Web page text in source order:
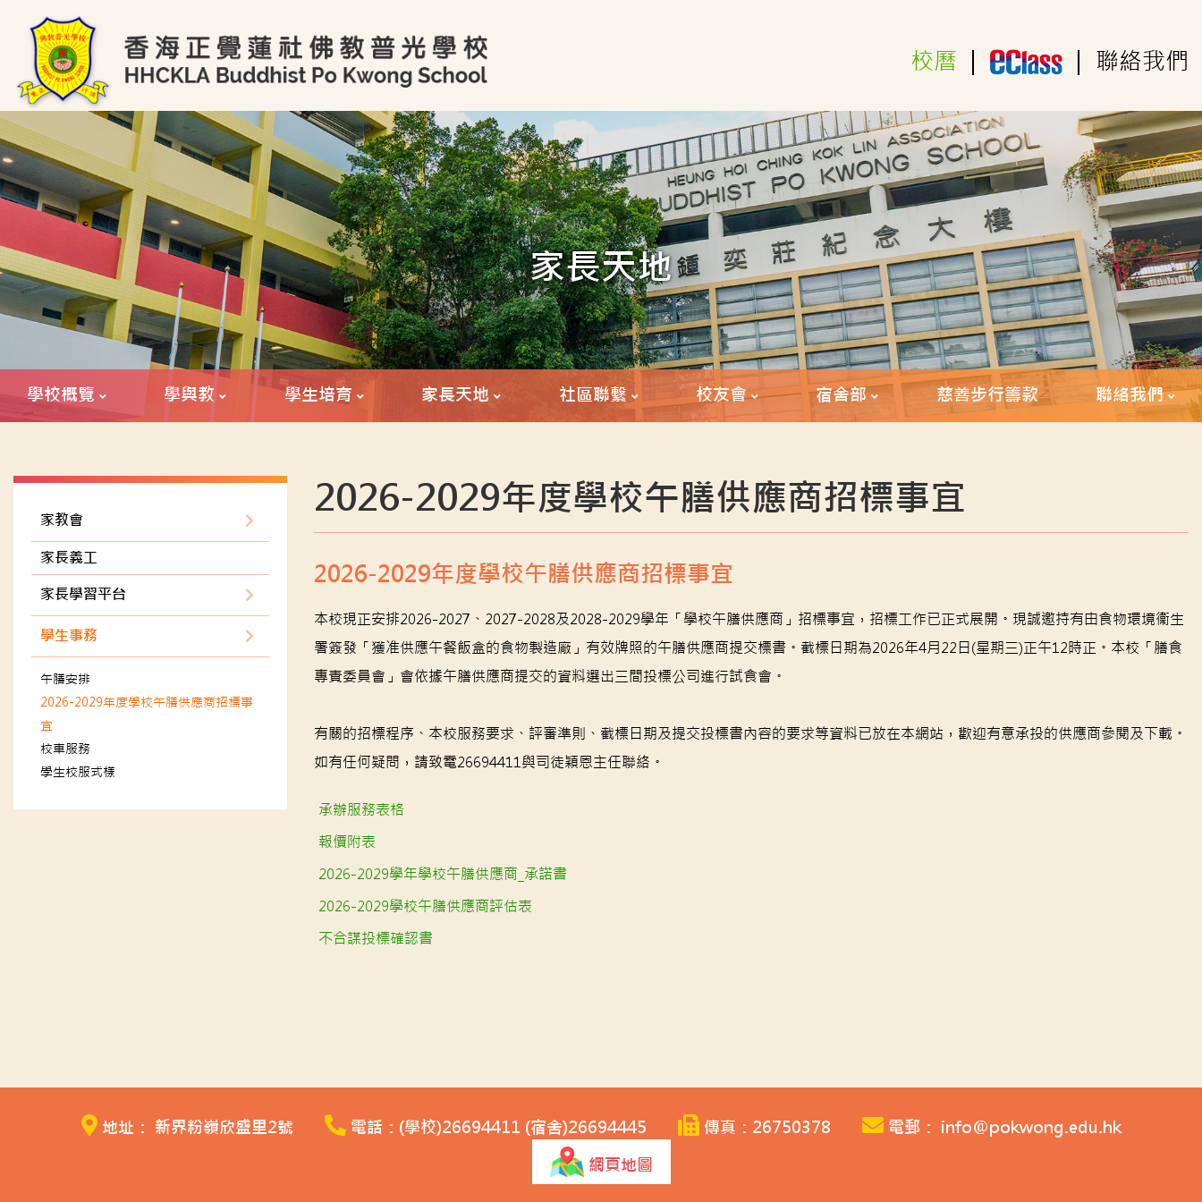
校曆 聯絡我們
家長天地
學校概覽 學與教 學生培育 家長天地 社區聯繫 校友會 宿舍部 慈善步行籌款 聯絡我們
家教會
家長義工
家長學習平台
學生事務
午膳安排
2026-2029年度學校午膳供應商招標事
宜
校車服務
學生校服式樣
2026-2029年度學校午膳供應商招標事宜
2026-2029年度學校午膳供應商招標事宜
本校現正安排2026-2027、2027-2028及2028-2029學年「學校午膳供應商」招標事宜，招標工作已正式展開。現誠邀持有由食物環境衞生
署簽發「獲准供應午餐飯盒的食物製造廠」有效牌照的午膳供應商提交標書。截標日期為2026年4月22日(星期三)正午12時正。本校「膳食
專責委員會」會依據午膳供應商提交的資料選出三間投標公司進行試食會。
有關的招標程序、本校服務要求、評審準則、截標日期及提交投標書內容的要求等資料已放在本網站，歡迎有意承投的供應商參閱及下載。
如有任何疑問，請致電26694411與司徒穎恩主任聯絡。
承辦服務表格
報價附表
2026-2029學年學校午膳供應商_承諾書
2026-2029學校午膳供應商評估表
不合謀投標確認書
地址： 新界粉嶺欣盛里2號 電話：(學校)26694411 (宿舍)26694445 傳真：26750378
電郵： info@pokwong.edu.hk
網頁地圖